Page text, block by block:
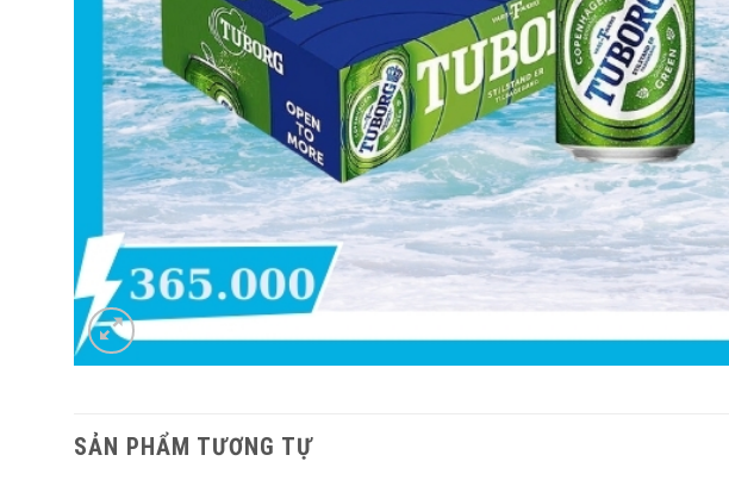
SẢN PHẨM TƯƠNG TỰ